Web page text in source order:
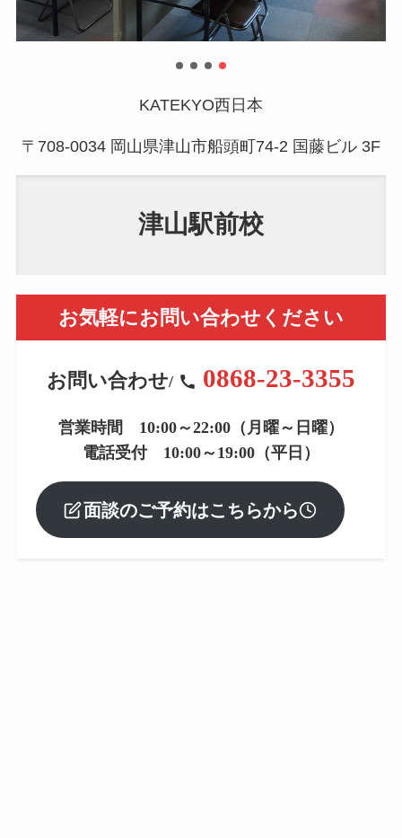
KATEKYO西日本
〒708-0034 岡山県津山市船頭町74-2 国藤ビル 3F
津山駅前校
お気軽にお問い合わせください
お問い合わせ/ 0868-23-3355
営業時間 10:00～22:00（月曜～日曜）
電話受付 10:00～19:00（平日）
面談のご予約はこちらから